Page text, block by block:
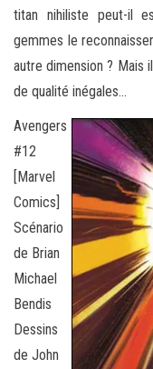
titan nihiliste peut-il
gemmes le
autre dimension ? Mais
de qualité inégales…
Avengers
#12
[Marvel
Comics]
Scénario
de Brian
Michael
Bendis
Dessins
de John